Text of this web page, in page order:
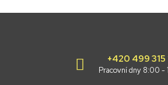
+420 499 315
Pracovní dny 8:00 -